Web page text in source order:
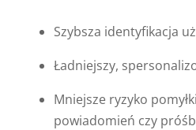
Szybsza identyfikacja
Ładniejszy,
Mniejsze ryzyko
powiadomień czy